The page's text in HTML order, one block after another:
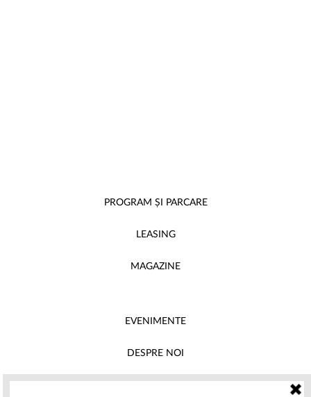
PROGRAM ȘI PARCARE
LEASING
MAGAZINE
EVENIMENTE
DESPRE NOI